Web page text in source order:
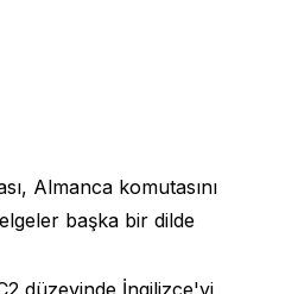
Almanca komutasını
başka bir dilde
düzeyinde İngilizce'yi